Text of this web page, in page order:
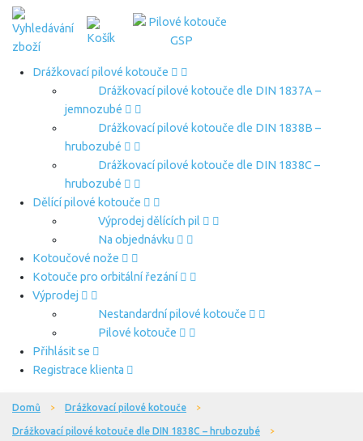
Drážkovací pilové kotouče
Drážkovací pilové kotouče dle DIN 1837A –
jemnozubé
Drážkovací pilové kotouče dle DIN 1838B –
hrubozubé
Drážkovací pilové kotouče dle DIN 1838C –
hrubozubé
Dělící pilové kotouče
Výprodej dělících pil
Na objednávku
Kotoučové nože
Kotouče pro orbitální řezání
Výprodej
Nestandardní pilové kotouče
Pilové kotouče
Přihlásit se
Registrace klienta
Domů Drážkovací pilové kotouče
Drážkovací pilové kotouče dle DIN 1838C – hrubozubé